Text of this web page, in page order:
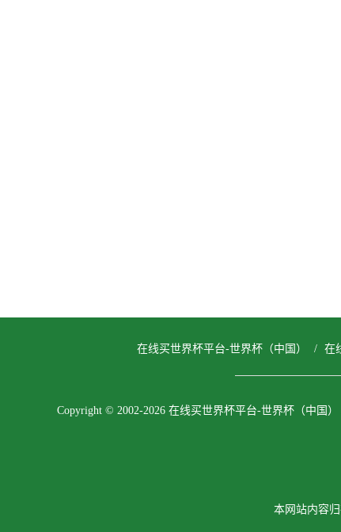
在线买世界杯平台-世界杯（中国） / 在
Copyright © 2002-2026 在线买世界杯平台-世界杯（中国）
本网站内容